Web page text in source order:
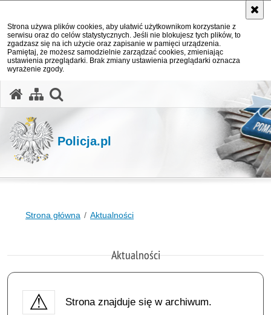
Strona używa plików cookies, aby ułatwić użytkownikom korzystanie z
serwisu oraz do celów statystycznych. Jeśli nie blokujesz tych plików, to
zgadzasz się na ich użycie oraz zapisanie w pamięci urządzenia.
Pamiętaj, że możesz samodzielnie zarządzać cookies, zmieniając
ustawienia przeglądarki. Brak zmiany ustawienia przeglądarki oznacza
wyrażenie zgody.
Policja.pl
Strona główna Aktualności
Aktualności
Strona znajduje się w archiwum.